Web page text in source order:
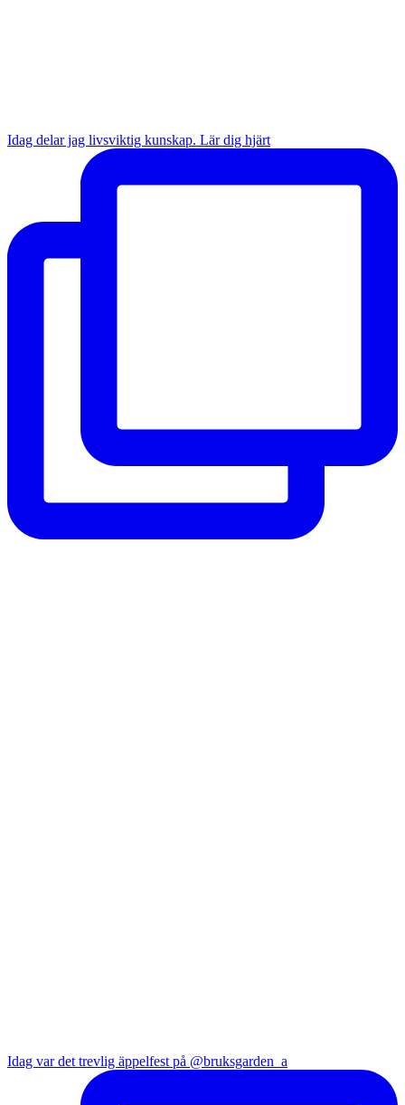
Idag delar jag livsviktig kunskap. Lär dig hjärt
Idag var det trevlig äppelfest på @bruksgarden_a